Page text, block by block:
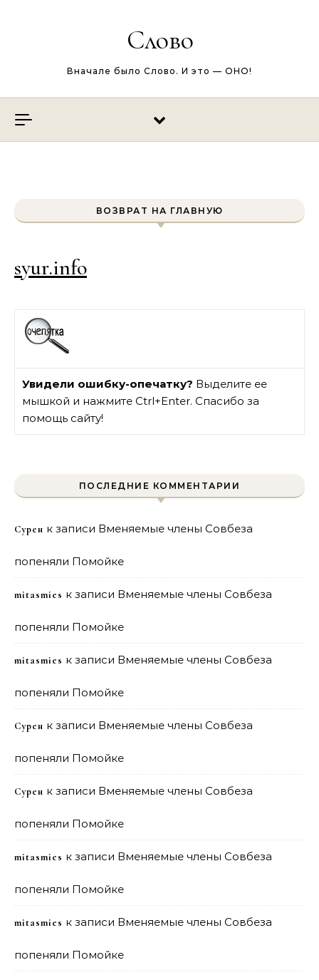
Слово
Вначале было Слово. И это — ОНО!
ВОЗВРАТ НА ГЛАВНУЮ
syur.info
Увидели ошибку-опечатку? Выделите ее
мышкой и нажмите Ctrl+Enter. Спасибо за
помощь сайту!
ПОСЛЕДНИЕ КОММЕНТАРИИ
Сурен к записи Вменяемые члены Совбеза
попеняли Помойке
mitasmies к записи Вменяемые члены Совбеза
попеняли Помойке
mitasmies к записи Вменяемые члены Совбеза
попеняли Помойке
Сурен к записи Вменяемые члены Совбеза
попеняли Помойке
Сурен к записи Вменяемые члены Совбеза
попеняли Помойке
mitasmies к записи Вменяемые члены Совбеза
попеняли Помойке
mitasmies к записи Вменяемые члены Совбеза
попеняли Помойке